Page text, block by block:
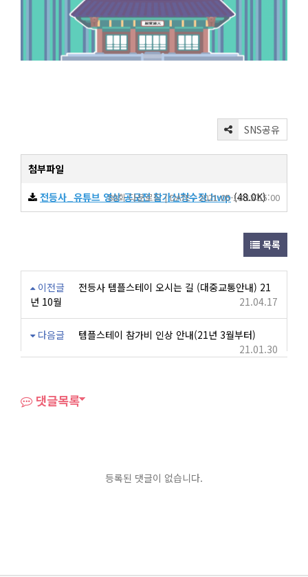
SNS공유
첨부파일
전등사_유튜브 영상 공모전 참가신청수정.hwp(48.0K)
88회 다운로드 | DATE : 2021-05-18 15:55:00
목록
이전글
전등사 템플스테이 오시는 길 (대중교통안내) 21
년 10월
21.04.17
다음글
템플스테이 참가비 인상 안내(21년 3월부터)
21.01.30
댓글목록
등록된 댓글이 없습니다.